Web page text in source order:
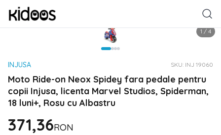
1 / 4
INJUSA SKU: INJ 19060
Moto Ride-on Neox Spidey fara pedale pentru
copii Injusa, licenta Marvel Studios, Spiderman,
18 luni+, Rosu cu Albastru
371,36RON